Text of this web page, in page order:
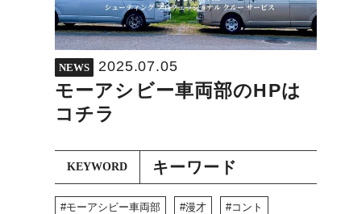
NEWS 2025.07.05
モーアシビー車両部のHPは
コチラ
キーワード
KEYWORD
モーアシビー車両部 漫才 コント